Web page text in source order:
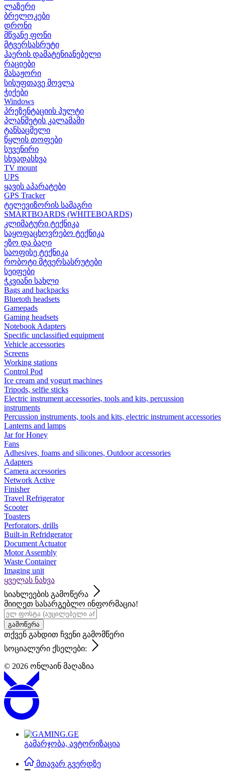
ლაზერი
ბრელოკები
დრონი
მწვანე ფონი
მტვერსასრუტი
ჰაერის დამატენიანებელი
რაციები
მასაჟორი
სისუფთავე მოვლა
ჭიქები
Windows
პრეზენტაციის პულტი
პლანშეტის კალამამი
ტანსაცმელი
წყლის თოფები
სუვენირი
სხვადასხვა
TV mount
UPS
ყავის აპარატები
GPS Tracker
ტელევიზორის სამაგრი
SMARTBOARDS (WHITEBOARDS)
კლიმატური ტექნიკა
საყოფაცხოვრებო ტექნიკა
ეზო და ბაღი
საოფისე ტექნიკა
რობოტი მტვერსასრუტები
სეიფები
ჭკვიანი სახლი
Bags and backpacks
Bluetoth headsets
Gamepads
Gaming headsets
Notebook Adapters
Specific unclassified equipment
Vehicle accessories
Screens
Working stations
Control Pod
Ice cream and yogurt machines
Tripods, selfie sticks
Electric instrument accessories, tools and kits, percussion
instruments
Percussion instruments, tools and kits, electric instrument accessories
Lanterns and lamps
Jar for Honey
Fans
Adhesives, foams and silicones, Outdoor accessories
Adapters
Camera accessories
Network Active
Finisher
Travel Refrigerator
Scooter
Toasters
Perforators, drills
Built-in Refridgerator
Document Actuator
Motor Assembly
Waste Container
Imaging unit
ყველას ნახვა
სიახლეების გამოწერა
მიიღეთ სასარგებლო ინფორმაცია!
გამოწერა
თქვენ გახდით ჩვენი გამომწერი
სოციალური ქსელები:
© 2026 ონლაინ მაღაზია
გამარჯობა, ავტორიზაცია
მთავარ გვერდზე